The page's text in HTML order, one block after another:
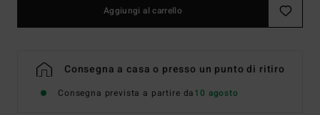
Aggiungi al carrello
Consegna a casa o presso un punto di ritiro
Consegna prevista a partire da10 agosto